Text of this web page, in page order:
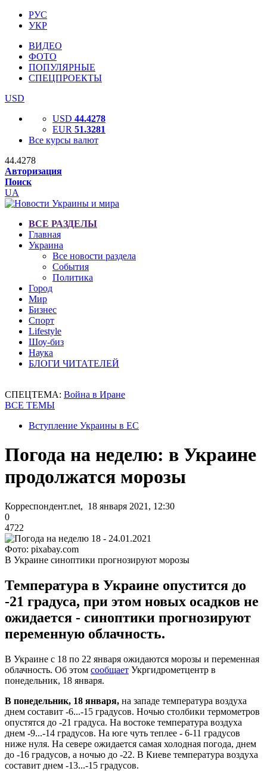
РУС
УКР
ВИДЕО
ФОТО
ПОПУЛЯРНЫЕ
СПЕЦПРОЕКТЫ
USD
USD 44.4278
EUR 51.3281
Все курсы валют
44.4278
Авторизация
Поиск
UA
ВСЕ РАЗДЕЛЫ
Главная
Украина
Все новости раздела
События
Политика
Город
Мир
Бизнес
Спорт
Lifestyle
Шоу-биз
Наука
БЛОГИ ЧИТАТЕЛЕЙ
СПЕЦТЕМА: Война в Иране
ВСЕ ТЕМЫ
Вступление Украины в ЕС
Погода на неделю: в Украине
продолжатся морозы
Корреспондент.net, 18 января 2021, 12:30
0
4722
Фото: pixabay.com
В Украине синоптики прогнозируют морозы
Температура в Украине опустится до
-21 градуса, при этом новых осадков не
ожидается - синоптики прогнозируют
переменную облачность.
В Украине с 18 по 22 января ожидаются морозы и переменная
облачность. Об этом сообщает Укргидрометцентр в
понедельник, 18 января.
В понедельник, 18 января, на западе температура воздуха
днем составит -6...-15 градусов. Ночью столбики термометров
опустятся до -21 градуса. На востоке температура воздуха
днем -9...-14 градусов. На юге чуть теплее - 6-11 градусов
ниже нуля. На севере ожидается самая холодная погода, днем
до -16 градусов, а ночью до -22. В Киеве температура воздуха
составит днем -13...-15 градусов.